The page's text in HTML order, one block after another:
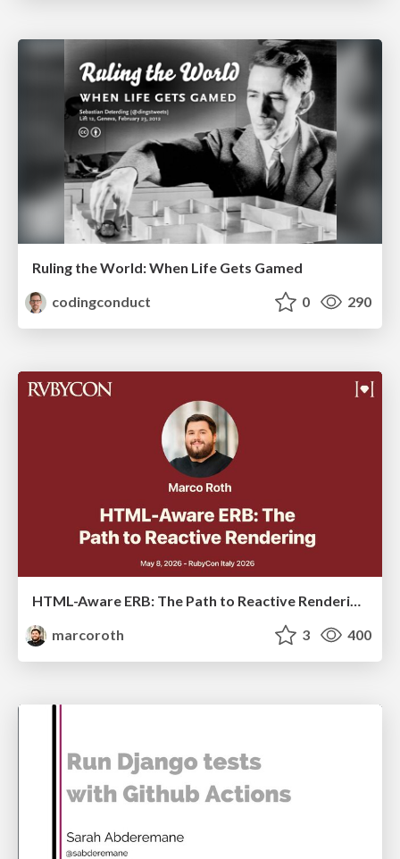
Ruling the World: When Life Gets Gamed
codingconduct
0 290
marcoroth
3 400